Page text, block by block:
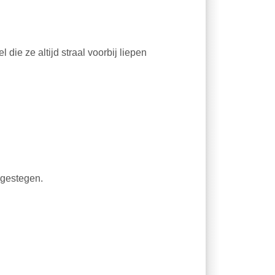
die ze altijd straal voorbij liepen